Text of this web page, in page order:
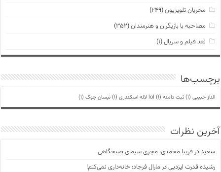
مجریان تلویزیون(۲۴۹)
مصاحبه با بازیگران و هنرمندان(۳۵۲)
نقد فیلم و سریال(۱)
برچسب‌ها
الناز حبیبی (1) ثبت دامنه lol (1) لاله اسکندری (1) نیسان جوک (1)
آخرین نظرات
سعیددرفریبا محمدی، مجری سیمای صبحگاهی
رشیده قدرت ایزدییدرمارال فرجاد: خانه‌داری نمی‌کنم!